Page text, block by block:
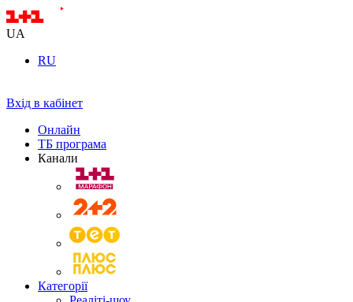
UA
RU
Вхід в кабінет
Онлайн
ТБ програма
Канали
Категорії